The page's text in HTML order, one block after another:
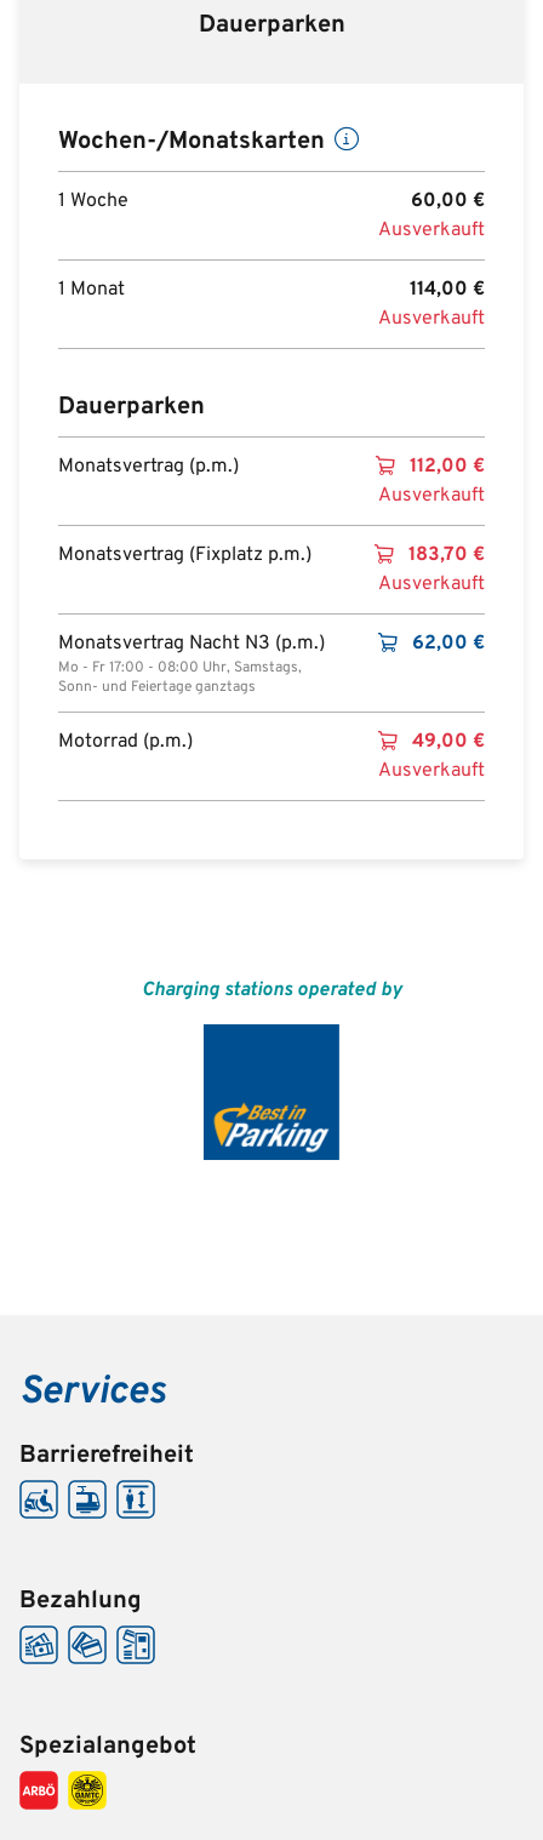
Dauerparken
Wochen-/Monatskarten
1 Woche 60,00 €
Ausverkauft
1 Monat 114,00 €
Ausverkauft
Dauerparken
Monatsvertrag (p.m.) 112,00 €
Ausverkauft
Monatsvertrag (Fixplatz p.m.) 183,70 €
Ausverkauft
Monatsvertrag Nacht N3 (p.m.)
Mo - Fr 17:00 - 08:00 Uhr, Samstags,
Sonn- und Feiertage ganztags
62,00 €
Motorrad (p.m.) 49,00 €
Ausverkauft
Charging stations operated by
Services
Barrierefreiheit
Bezahlung
Spezialangebot